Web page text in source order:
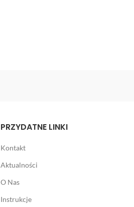
PRZYDATNE LINKI
Kontakt
Aktualności
O Nas
Instrukcje